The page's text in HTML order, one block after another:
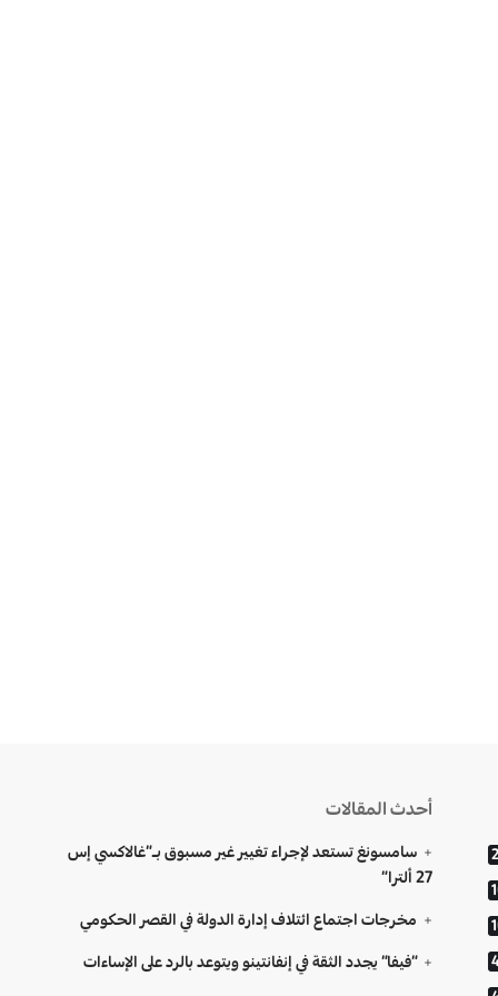
أحدث المقالات
سامسونغ تستعد لإجراء تغيير غير مسبوق بـ”غالاكسي إس
27 ألترا”
مخرجات اجتماع ائتلاف إدارة الدولة في القصر الحكومي
“فيفا” يجدد الثقة في إنفانتينو ويتوعد بالرد على الإساءات